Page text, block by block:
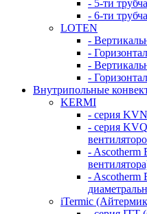
- 5-ти
- 6-ти
LOTEN
-
-
-
-
Внутрипольные
KERMI
- серия
- серия
- Ascotherm
- Ascotherm
iTermic